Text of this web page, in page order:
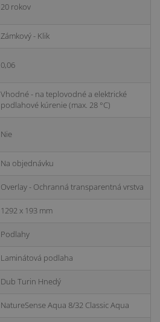
20 rokov
Zámkový - Klik
0,06
Vhodné - na teplovodné a elektrické
podlahové kúrenie (max. 28 °C)
Nie
Na objednávku
Overlay - Ochranná transparentná vrstva
1292 x 193 mm
Podlahy
Laminátová podlaha
Dub Turin Hnedý
NatureSense Aqua 8/32 Classic Aqua